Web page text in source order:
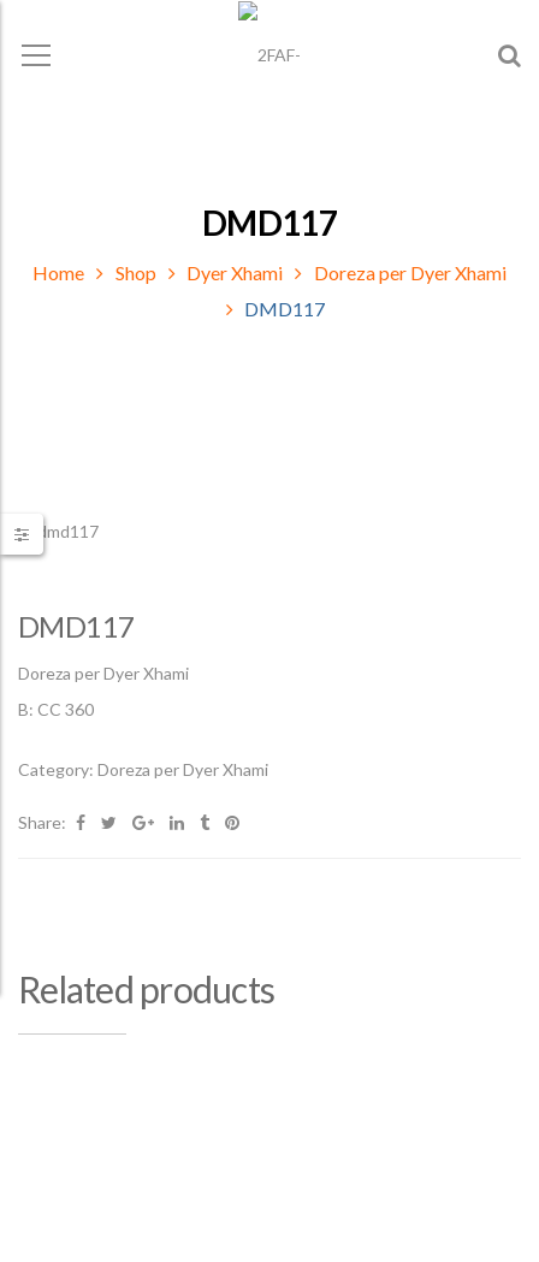
DMD117
Home Shop Dyer Xhami
Doreza per Dyer Xhami
DMD117
DMD117
Doreza per Dyer Xhami
B: CC 360
Category: Doreza per Dyer Xhami
Share:
Related products